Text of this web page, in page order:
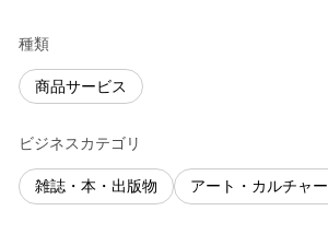
種類
商品サービス
ビジネスカテゴリ
雑誌・本・出版物 アート・カルチャー